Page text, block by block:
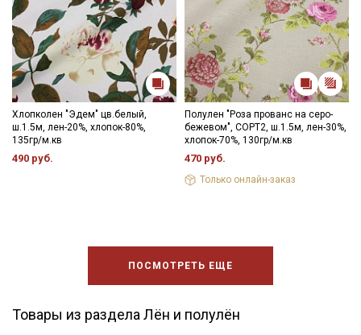
Хлопколен "Эдем" цв.белый,
ш.1.5м, лен-20%, хлопок-80%,
135гр/м.кв
490 руб.
Полулен "Роза прованс на серо-
бежевом", СОРТ2, ш.1.5м, лен-30%,
хлопок-70%, 130гр/м.кв
470 руб.
Только онлайн-заказ
ПОСМОТРЕТЬ ЕЩЕ
Товары из раздела Лён и полулён